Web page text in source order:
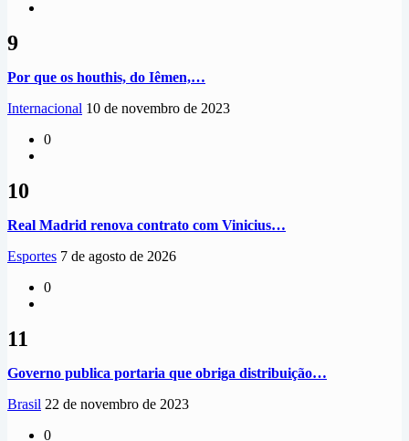
9
Por que os houthis, do Iêmen,…
Internacional 10 de novembro de 2023
0
10
Real Madrid renova contrato com Vinicius…
Esportes 7 de agosto de 2026
0
11
Governo publica portaria que obriga distribuição…
Brasil 22 de novembro de 2023
0